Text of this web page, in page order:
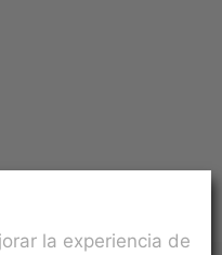
la experiencia de